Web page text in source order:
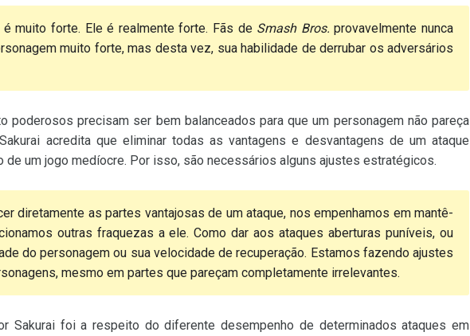
é muito forte. Ele é realmente forte. Fãs de Smash Bros. provavelmente nunca
muito forte, mas desta vez, sua habilidade de derrubar os adversários
poderosos precisam ser bem balanceados para que um personagem não pareça
acredita que eliminar todas as vantagens e desvantagens de um ataque
de um jogo medíocre. Por isso, são necessários alguns ajustes estratégicos.
diretamente as partes vantajosas de um ataque, nos empenhamos em mantê-
outras fraquezas a ele. Como dar aos ataques aberturas puníveis, ou
do personagem ou sua velocidade de recuperação. Estamos fazendo ajustes
mesmo em partes que pareçam completamente irrelevantes.
Sakurai foi a respeito do diferente desempenho de determinados ataques em